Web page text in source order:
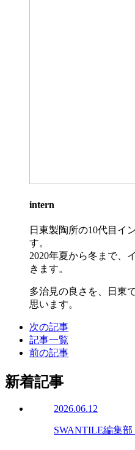
intern
日東製陶所の10代目イ
す。
2020年夏から冬まで、
きます。
多治見の良さを、日東
思います。
次の記事
記事一覧
前の記事
新着記事
2026.06.12
SWANTILE編集部